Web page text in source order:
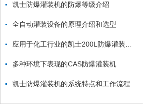
凯士防爆灌装机的防爆等级介绍
全自动灌装设备的原理介绍和选型
多种环境下表现的CAS防爆灌装机
凯士防爆灌装机的系统特点和工作流程